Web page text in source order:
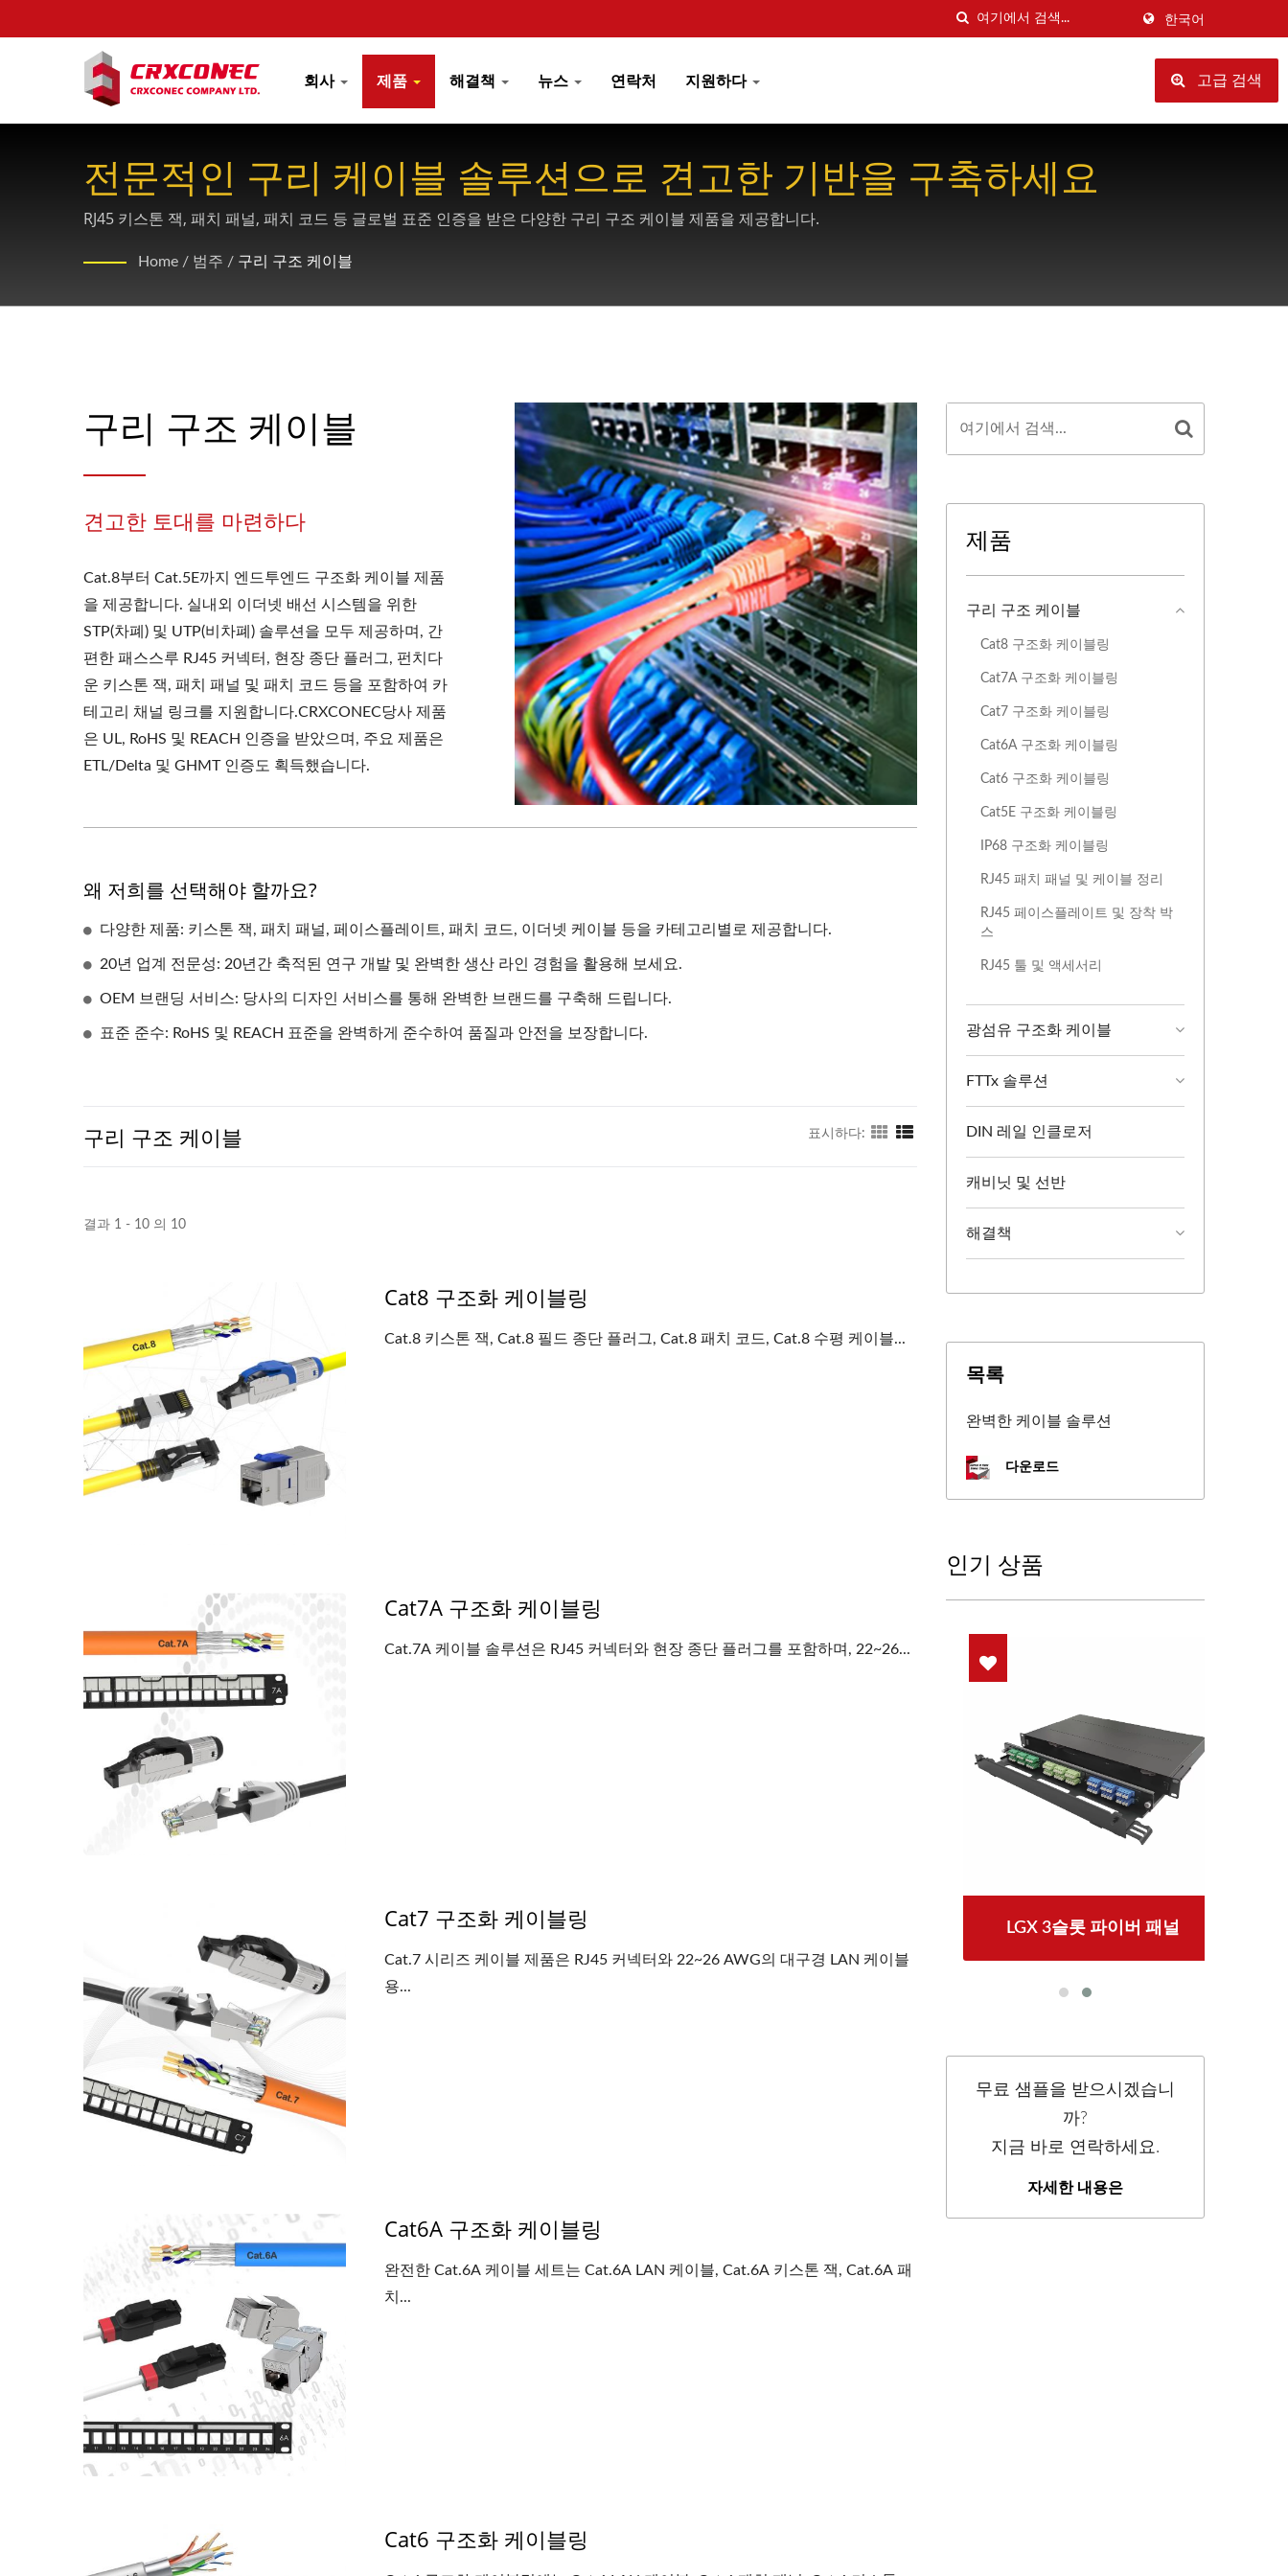
한국어
회사 제품 해결책 뉴스 연락처 지원하다 고급 검색
전문적인 구리 케이블 솔루션으로 견고한 기반을 구축하세요
RJ45 키스톤 잭, 패치 패널, 패치 코드 등 글로벌 표준 인증을 받은 다양한 구리 구조 케이블 제품을 제공합니다.
Home / 범주 / 구리 구조 케이블
구리 구조 케이블
견고한 토대를 마련하다
Cat.8부터 Cat.5E까지 엔드투엔드 구조화 케이블 제품
을 제공합니다. 실내외 이더넷 배선 시스템을 위한
STP(차폐) 및 UTP(비차폐) 솔루션을 모두 제공하며, 간
편한 패스스루 RJ45 커넥터, 현장 종단 플러그, 펀치다
운 키스톤 잭, 패치 패널 및 패치 코드 등을 포함하여 카
테고리 채널 링크를 지원합니다.CRXCONEC당사 제품
은 UL, RoHS 및 REACH 인증을 받았으며, 주요 제품은
ETL/Delta 및 GHMT 인증도 획득했습니다.
왜 저희를 선택해야 할까요?
다양한 제품: 키스톤 잭, 패치 패널, 페이스플레이트, 패치 코드, 이더넷 케이블 등을 카테고리별로 제공합니다.
20년 업계 전문성: 20년간 축적된 연구 개발 및 완벽한 생산 라인 경험을 활용해 보세요.
OEM 브랜딩 서비스: 당사의 디자인 서비스를 통해 완벽한 브랜드를 구축해 드립니다.
표준 준수: RoHS 및 REACH 표준을 완벽하게 준수하여 품질과 안전을 보장합니다.
구리 구조 케이블 표시하다:
결과 1 - 10 의 10
Cat8 구조화 ​​케이블링
Cat.8 키스톤 잭, Cat.8 필드 종단 플러그, Cat.8 패치 코드, Cat.8 수평 케이블...
Cat7A 구조화 케이블링
Cat.7A 케이블 솔루션은 RJ45 커넥터와 현장 종단 플러그를 포함하며, 22~26...
Cat7 구조화 케이블링
Cat.7 시리즈 케이블 제품은 RJ45 커넥터와 22~26 AWG의 대구경 LAN 케이블
용...
Cat6A 구조화 케이블링
완전한 Cat.6A 케이블 세트는 Cat.6A LAN 케이블, Cat.6A 키스톤 잭, Cat.6A 패
치...
Cat6 구조화 케이블링
제품
구리 구조 케이블
Cat8 구조화 ​​케이블링
Cat7A 구조화 케이블링
Cat7 구조화 케이블링
Cat6A 구조화 케이블링
Cat6 구조화 케이블링
Cat5E 구조화 케이블링
IP68 구조화 ​​케이블링
RJ45 패치 패널 및 케이블 정리
RJ45 페이스플레이트 및 장착 박
스
RJ45 툴 및 액세서리
광섬유 구조화 케이블
FTTx 솔루션
DIN 레일 인클로저
캐비닛 및 선반
해결책
목록
완벽한 케이블 솔루션
다운로드
인기 상품
LGX 3슬롯 파이버 패널 LGX 3슬롯 파이버 패널
무료 샘플을 받으시겠습니
까?
지금 바로 연락하세요.
자세한 내용은